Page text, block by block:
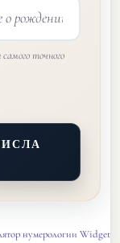
точного
нумерологии Widget